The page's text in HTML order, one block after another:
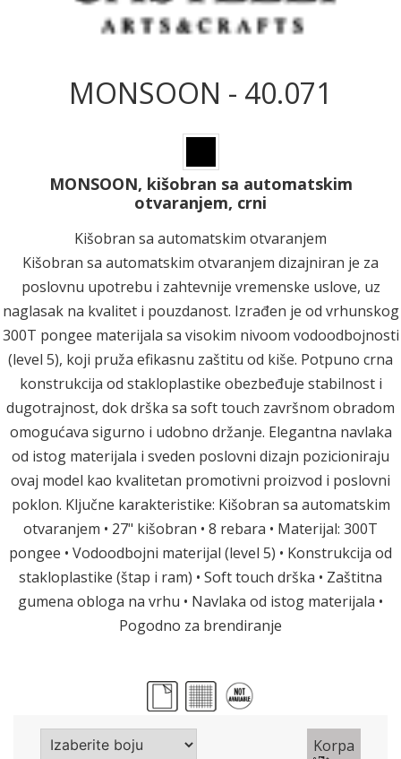
MONSOON - 40.071
MONSOON, kišobran sa automatskim
otvaranjem, crni
Kišobran sa automatskim otvaranjem
Kišobran sa automatskim otvaranjem dizajniran je za
poslovnu upotrebu i zahtevnije vremenske uslove, uz
naglasak na kvalitet i pouzdanost. Izrađen je od vrhunskog
300T pongee materijala sa visokim nivoom vodoodbojnosti
(level 5), koji pruža efikasnu zaštitu od kiše. Potpuno crna
konstrukcija od stakloplastike obezbeđuje stabilnost i
dugotrajnost, dok drška sa soft touch završnom obradom
omogućava sigurno i udobno držanje. Elegantna navlaka
od istog materijala i sveden poslovni dizajn pozicioniraju
ovaj model kao kvalitetan promotivni proizvod i poslovni
poklon. Ključne karakteristike: Kišobran sa automatskim
otvaranjem • 27" kišobran • 8 rebara • Materijal: 300T
pongee • Vodoodbojni materijal (level 5) • Konstrukcija od
stakloplastike (štap i ram) • Soft touch drška • Zaštitna
gumena obloga na vrhu • Navlaka od istog materijala •
Pogodno za brendiranje
Korpa